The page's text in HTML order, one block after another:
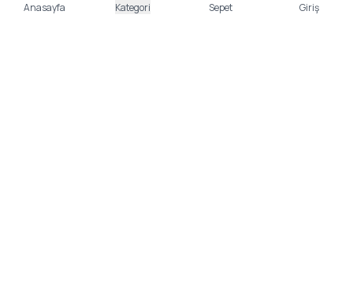
Anasayfa Kategori Sepet Giriş